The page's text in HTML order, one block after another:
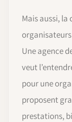
Mais aussi, la
Une agence
veut
pour une
proposent
prestations,